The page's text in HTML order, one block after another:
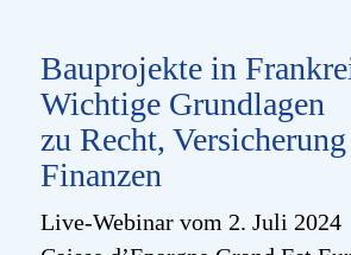
Bauprojekte in
Wichtige Grundlagen
zu Recht, Versicherung
Finanzen
Live-Webinar vom 2. Juli 2024